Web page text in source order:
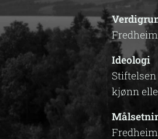
Ideologi
kjønn